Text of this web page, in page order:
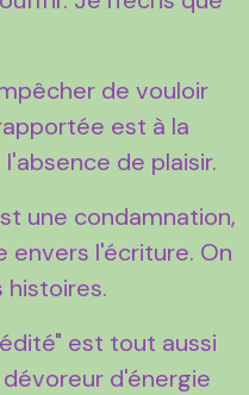
de vouloir
est à la
de plaisir.
une condamnation,
l'écriture. On
est tout aussi
d'énergie